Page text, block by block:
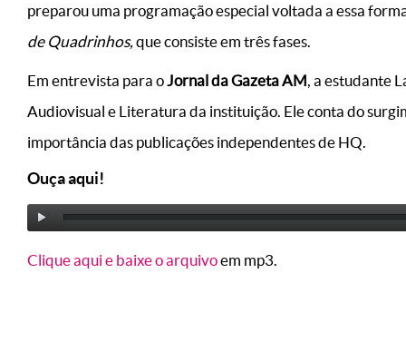
preparou uma programação especial voltada a essa
de Quadrinhos, que consiste em três fases.
Em entrevista para oJornal da Gazeta AM, a estudante
Audiovisual e Literatura da instituição. Ele conta do
importância das publicações independentes de HQ.
Ouça aqui!
Clique aqui e baixe o arquivoem mp3.